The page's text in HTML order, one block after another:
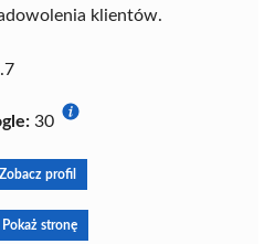
klientów.
30
Zobacz profil
Pokaż stronę